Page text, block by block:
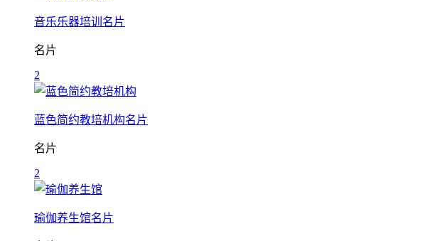
音乐乐器培训名片
名片
2
蓝色简约教培机构名片
名片
2
瑜伽养生馆名片